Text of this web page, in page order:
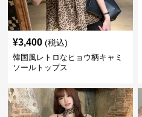
¥3,400 (税込)
韓国風レトロなヒョウ柄キャミ
ソールトップス